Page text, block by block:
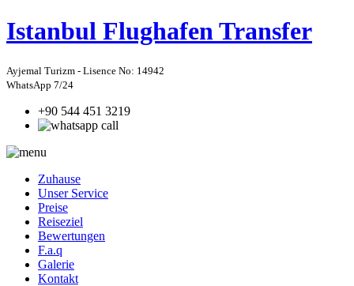
Istanbul Flughafen Transfer
Ayjemal Turizm - Lisence No: 14942
WhatsApp 7/24
+90 544 451 3219
Zuhause
Unser Service
Preise
Reiseziel
Bewertungen
F.a.q
Galerie
Kontakt